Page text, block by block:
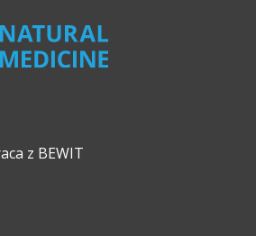
z BEWIT